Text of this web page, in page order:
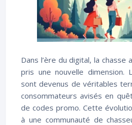
Dans l’ère du digital, la chasse
pris une nouvelle dimension.
sont devenus de véritables
consommateurs avisés en
de codes promo. Cette
à une communauté de